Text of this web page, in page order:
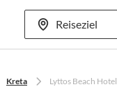
Mehr als 70 Standorte
Kreta Lyttos Beach Hotel